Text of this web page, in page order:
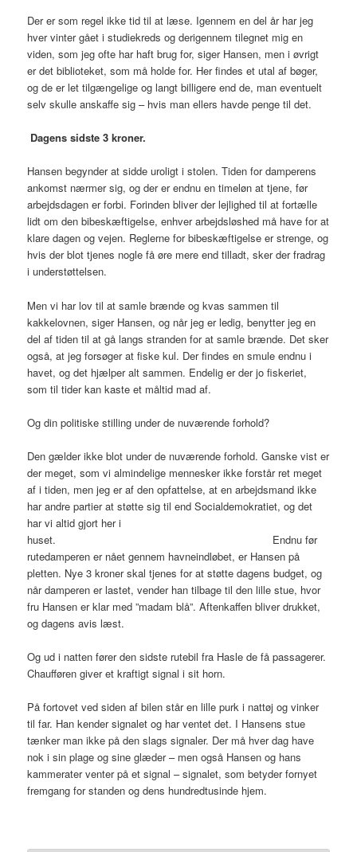
Der er som regel ikke tid til at læse. Igennem en del år har jeg
hver vinter gået i studiekreds og derigennem tilegnet mig en
viden, som jeg ofte har haft brug for, siger Hansen, men i øvrigt
er det biblioteket, som må holde for. Her findes et utal af bøger,
og de er let tilgængelige og langt billigere end de, man eventuelt
selv skulle anskaffe sig – hvis man ellers havde penge til det.
Dagens sidste 3 kroner.
Hansen begynder at sidde uroligt i stolen. Tiden for damperens
ankomst nærmer sig, og der er endnu en timeløn at tjene, før
arbejdsdagen er forbi. Forinden bliver der lejlighed til at fortælle
lidt om den bibeskæftigelse, enhver arbejdsløshed må have for at
klare dagen og vejen. Reglerne for bibeskæftigelse er strenge, og
hvis der blot tjenes nogle få øre mere end tilladt, sker der fradrag
i understøttelsen.
Men vi har lov til at samle brænde og kvas sammen til
kakkelovnen, siger Hansen, og når jeg er ledig, benytter jeg en
del af tiden til at gå langs stranden for at samle brænde. Det sker
også, at jeg forsøger at fiske kul. Der findes en smule endnu i
havet, og det hjælper alt sammen. Endelig er der jo fiskeriet,
som til tider kan kaste et måltid mad af.
Og din politiske stilling under de nuværende forhold?
Den gælder ikke blot under de nuværende forhold. Ganske vist er
der meget, som vi almindelige mennesker ikke forstår ret meget
af i tiden, men jeg er af den opfattelse, at en arbejdsmand ikke
har andre partier at støtte sig til end Socialdemokratiet, og det
har vi altid gjort her i
huset. Endnu før
rutedamperen er nået gennem havneindløbet, er Hansen på
pletten. Nye 3 kroner skal tjenes for at støtte dagens budget, og
når damperen er lastet, vender han tilbage til den lille stue, hvor
fru Hansen er klar med ”madam blå”. Aftenkaffen bliver drukket,
og dagens avis læst.
Og ud i natten fører den sidste rutebil fra Hasle de få passagerer.
Chaufføren giver et kraftigt signal i sit horn.
På fortovet ved siden af bilen står en lille purk i nattøj og vinker
til far. Han kender signalet og har ventet det. I Hansens stue
tænker man ikke på den slags signaler. Der må hver dag have
nok i sin plage og sine glæder – men også Hansen og hans
kammerater venter på et signal – signalet, som betyder fornyet
fremgang for standen og dens hundredtusinde hjem.